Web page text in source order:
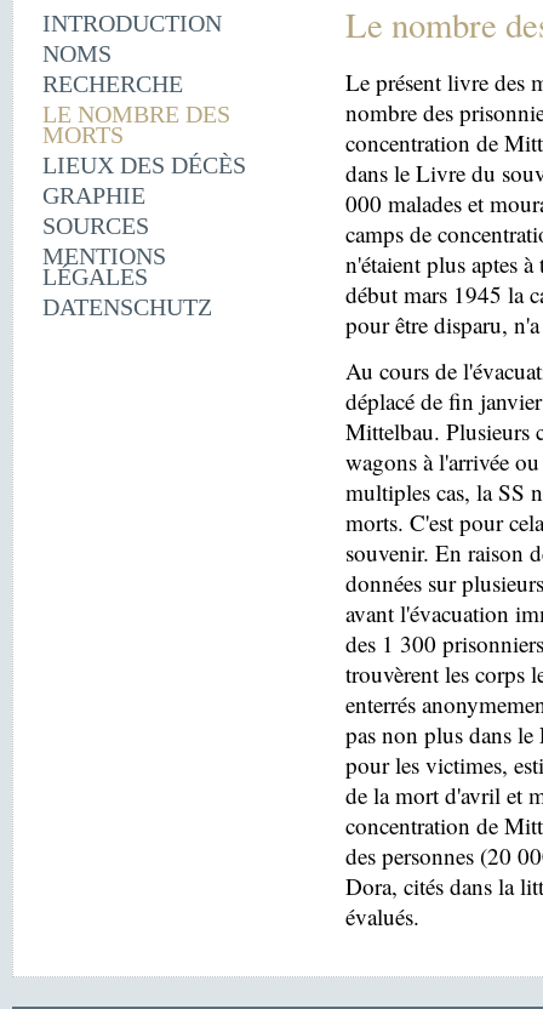
INTRODUCTION
NOMS
RECHERCHE
LE NOMBRE DES
MORTS
LIEUX DES DÉCÈS
GRAPHIE
SOURCES
MENTIONS
LÉGALES
DATENSCHUTZ
Le nombre
Le présent livre des
nombre des
concentration de
dans le Livre du
000 malades et
camps de
n'étaient plus aptes
début mars 1945 la
pour être disparu,
Au cours de
déplacé de fin
Mittelbau. Plusieurs
wagons à l'arrivée
multiples cas, la SS
morts. C'est pour
souvenir. En raison
données sur
avant l'évacuation
des 1 300
trouvèrent les corps
enterrés
pas non plus dans
pour les victimes,
de la mort d'avril et
concentration de
des personnes (20
Dora, cités dans la
évalués.